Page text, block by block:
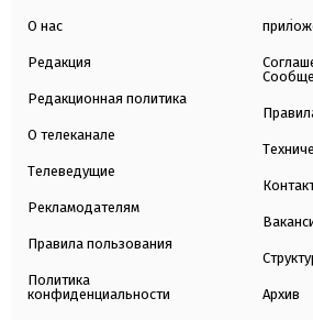
О нас
Редакция
Редакционная политика
О телеканале
Телеведущие
Рекламодателям
Правила пользования
Политика
конфиденциальности
Архив